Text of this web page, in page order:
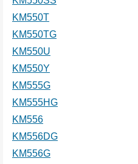
KM550T
KM550TG
KM550U
KM550Y
KM555G
KM555HG
KM556
KM556DG
KM556G